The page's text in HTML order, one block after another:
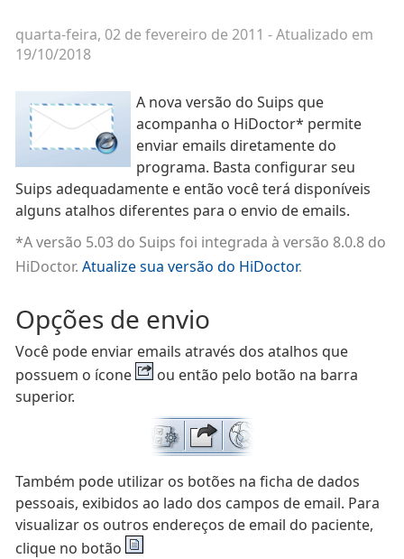
quarta-feira, 02 de fevereiro de 2011 - Atualizado em
19/10/2018
A nova versão do Suips que
acompanha o HiDoctor* permite
enviar emails diretamente do
programa. Basta configurar seu
Suips adequadamente e então você terá disponíveis
alguns atalhos diferentes para o envio de emails.
*A versão 5.03 do Suips foi integrada à versão 8.0.8 do
HiDoctor. Atualize sua versão do HiDoctor.
Opções de envio
Você pode enviar emails através dos atalhos que
possuem o ícone
ou então pelo botão na barra
superior.
Também pode utilizar os botões na ficha de dados
pessoais, exibidos ao lado dos campos de email. Para
visualizar os outros endereços de email do paciente,
clique no botão